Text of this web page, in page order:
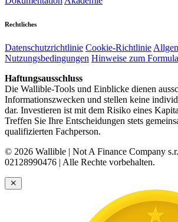
Rechtliches
Datenschutzrichtlinie Cookie-Richtlinie
Nutzungsbedingungen Hinweise zum
Haftungsausschluss
Die Wallible-Tools und Einblicke dienen
Informationszwecken und stellen keine
dar. Investieren ist mit dem Risiko eines
Treffen Sie Ihre Entscheidungen stets
qualifizierten Fachperson.
© 2026 Wallible | Not A Finance Company
02128990476 | Alle Rechte vorbehalten.